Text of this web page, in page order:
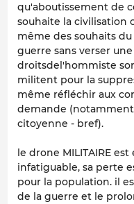
qu'aboutissement de
souhaite la civilisation
même des souhaits
guerre sans verser
droitsdel'hommiste
militent pour la
même réfléchir aux
demande
citoyenne - bref).
le drone MILITAIRE
infatiguable, sa perte
pour la population. il
de la guerre et le